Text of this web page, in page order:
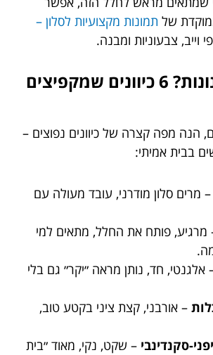
של תמונות מקצועיות לסלון –
וייב, צבעוניות ומבנה.
מה לגבי סגנונות? 6 כיוונים שמקפיצים
מפה קצרה של כיוונים נפוצים –
בבית אמיתי:
– מרים סלון מודרני, עובד מעולה עם
מרגיע, פותח את החלל, מתאים למי
אלגנטי, חד, נותן מראה ״יקר״ גם בלי
– אורבני, קצת ציני בקטע טוב,
סקנדינבי – שקט, נקי, מאוד ״בית